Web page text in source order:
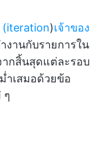
(iteration)เจ้าของ
งานกับรายการใน
ากสิ้นสุดแต่ละรอบ
ำเสมอด้วยข้อ
ๆ